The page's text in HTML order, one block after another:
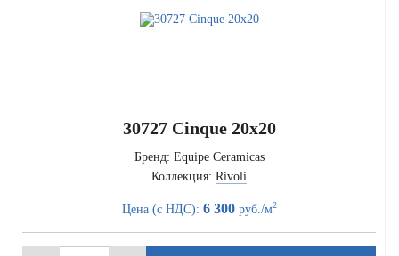
30727 Cinque 20x20
Бренд: Equipe Ceramicas
Коллекция: Rivoli
Цена (с НДС): 6 300руб./м2